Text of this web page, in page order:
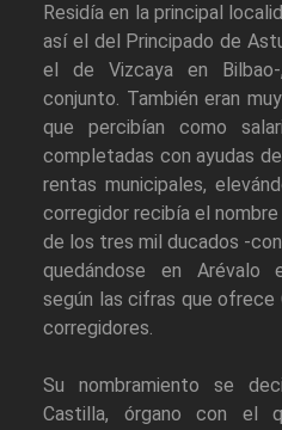
Residía en la principal
así el del Principado de
el de Vizcaya en
conjunto. También eran
que percibían como
completadas con ayudas
rentas municipales,
corregidor recibía el
de los tres mil ducados -
quedándose en Arévalo
según las cifras que
corregidores.
Su nombramiento se
Castilla, órgano con el